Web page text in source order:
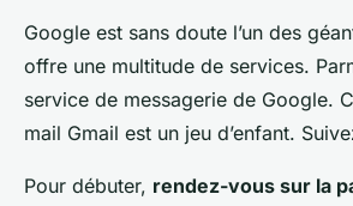
Google est sans doute l’un des
offre une multitude de services.
service de messagerie de Google.
mail Gmail est un jeu d’enfant.
Pour débuter, rendez-vous sur la